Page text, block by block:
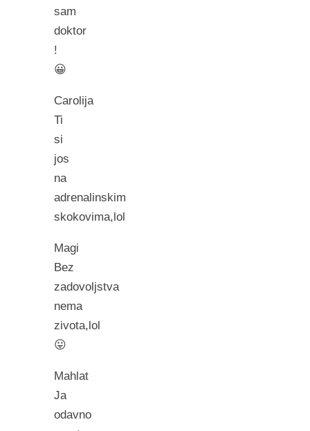
sam
doktor
!
😀
Carolija
Ti
si
jos
na
adrenalinskim
skokovima,lol
Magi
Bez
zadovoljstva
nema
zivota,lol
😛
Mahlat
Ja
odavno